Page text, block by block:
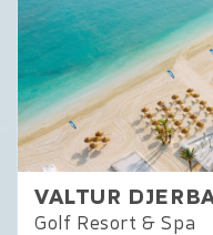
VALTUR
Golf Resort & Spa